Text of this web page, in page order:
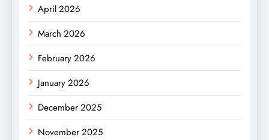
April 2026
March 2026
February 2026
January 2026
December 2025
November 2025